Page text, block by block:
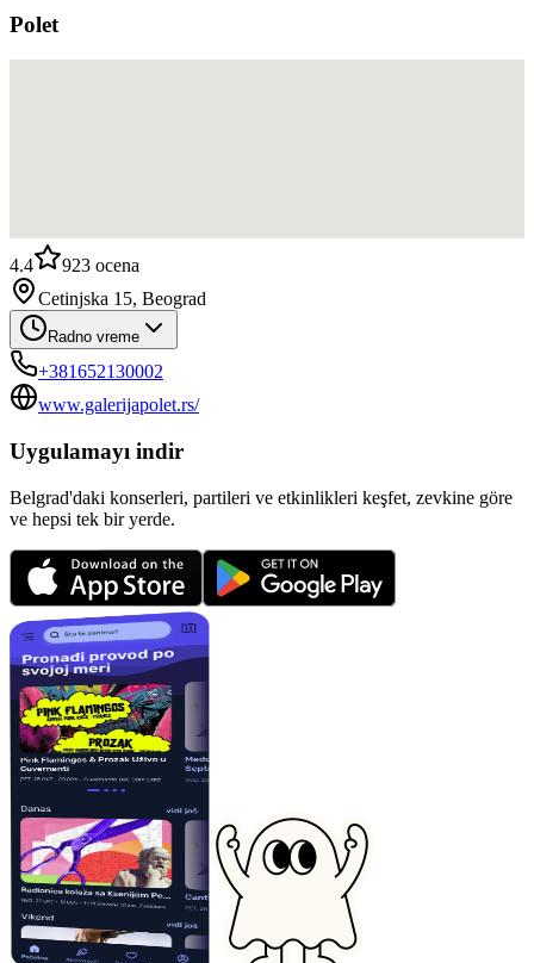
Polet
4.4 923 ocena
Cetinjska 15, Beograd
Radno vreme
+381652130002
www.galerijapolet.rs/
Uygulamayı indir
Belgrad'daki konserleri, partileri ve etkinlikleri keşfet, zevkine göre
ve hepsi tek bir yerde.